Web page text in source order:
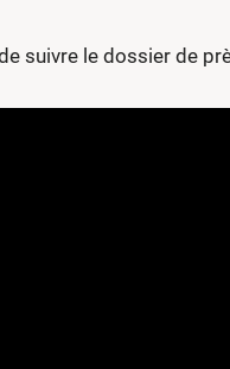
suivre le dossier de